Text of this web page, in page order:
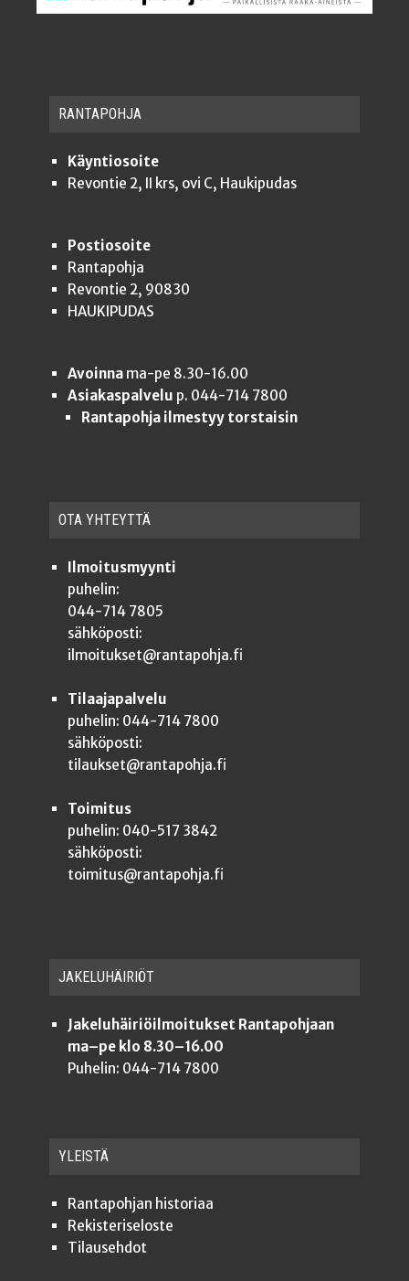
RAN­TA­POH­JA
Käyntiosoite
Revontie 2, II krs, ovi C, Haukipudas
Postiosoite
Rantapohja
Revontie 2, 90830
HAUKIPUDAS
Avoinnama-pe 8.30-16.00
Asiakaspalvelu p. 044-714 7800
Rantapohja ilmestyy torstaisin
OTA YHTEYT­TÄ
Ilmoitusmyynti
puhelin:
044-714 7805
sähköposti:
ilmoitukset@rantapohja.fi
Tilaajapalvelu
puhelin: 044-714 7800
sähköposti:
tilaukset@rantapohja.fi
Toimitus
puhelin: 040-517 3842
sähköposti:
toimitus@rantapohja.fi
JAKE­LU­HÄI­RIÖT
Jakeluhäiriöilmoitukset Rantapohjaan
ma–pe klo 8.30–16.00
Puhelin: 044-714 7800
YLEISTÄ
Ran­ta­poh­jan historiaa
Rekis­te­ri­se­los­te
Tilauseh­dot